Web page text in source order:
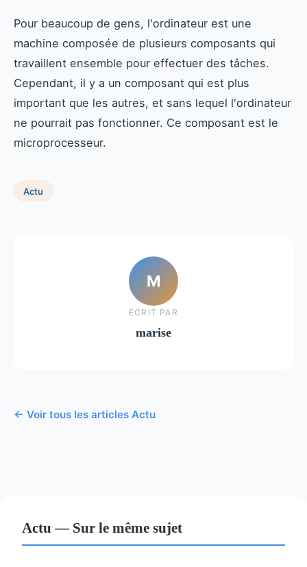
Pour beaucoup de gens, l'ordinateur est une
machine composée de plusieurs composants qui
travaillent ensemble pour effectuer des tâches.
Cependant, il y a un composant qui est plus
important que les autres, et sans lequel l'ordinateur
ne pourrait pas fonctionner. Ce composant est le
microprocesseur.
Actu
M
ECRIT PAR
marise
← Voir tous les articles Actu
Actu — Sur le même sujet